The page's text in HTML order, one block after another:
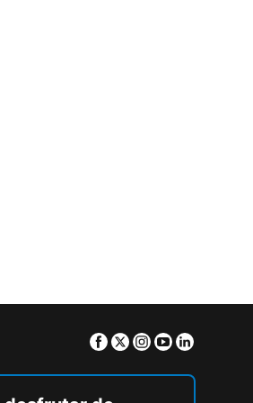
Facebook
TwitterInstagram
Youtube